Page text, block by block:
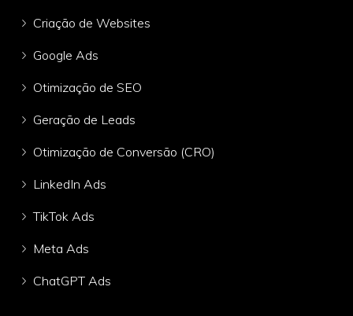
Criação de Websites
Google Ads
Otimização de SEO
Geração de Leads
Otimização de Conversão (CRO)
LinkedIn Ads
TikTok Ads
Meta Ads
ChatGPT Ads